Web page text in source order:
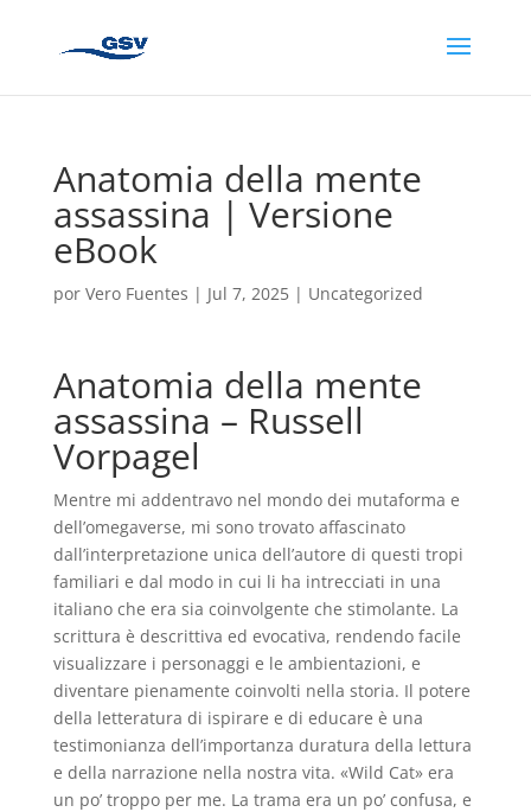
Anatomia della mente
assassina | Versione
eBook
por Vero Fuentes | Jul 7, 2025| Uncategorized
Anatomia della mente
assassina – Russell
Vorpagel
Mentre mi addentravo nel mondo dei mutaforma e
dell’omegaverse, mi sono trovato affascinato
dall’interpretazione unica dell’autore di questi tropi
familiari e dal modo in cui li ha intrecciati in una
italiano che era sia coinvolgente che stimolante. La
scrittura è descrittiva ed evocativa, rendendo facile
visualizzare i personaggi e le ambientazioni, e
diventare pienamente coinvolti nella storia. Il potere
della letteratura di ispirare e di educare è una
testimonianza dell’importanza duratura della lettura
e della narrazione nella nostra vita. «Wild Cat» era
un po’ troppo per me. La trama era un po’ confusa, e